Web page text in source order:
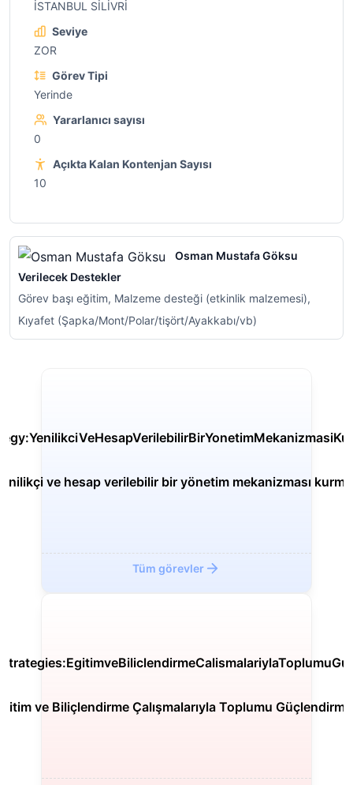
İSTANBUL SİLİVRİ
Seviye
ZOR
Görev Tipi
Yerinde
Yararlanıcı sayısı
0
Açıkta Kalan Kontenjan Sayısı
10
Osman Mustafa Göksu
Verilecek Destekler
Görev başı eğitim, Malzeme desteği (etkinlik malzemesi),
Kıyafet (Şapka/Mont/Polar/tişört/Ayakkabı/vb)
ve hesap verilebilir bir yönetim mekanizması
Tüm görevler
ve Biliçlendirme Çalışmalarıyla Toplumu